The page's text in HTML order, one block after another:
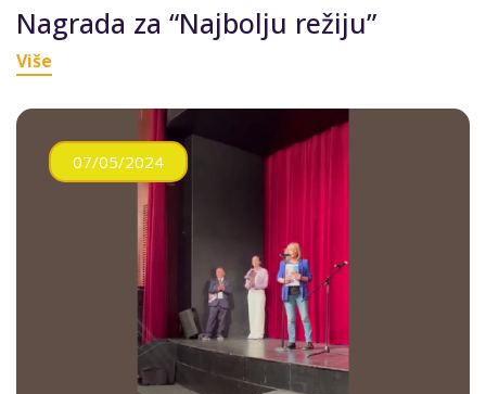
Nagrada za “Najbolju režiju”
Više
07/05/2024